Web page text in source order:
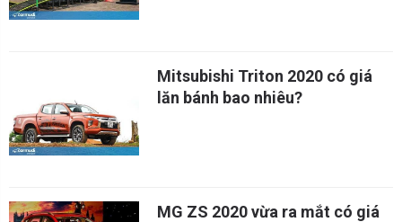
Mitsubishi Triton 2020 có giá
lăn bánh bao nhiêu?
MG ZS 2020 vừa ra mắt có giá